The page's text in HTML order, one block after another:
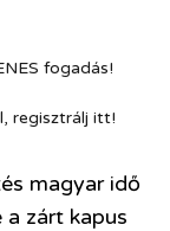
fogadás!
regisztrálj itt!
magyar idő
a zárt kapus